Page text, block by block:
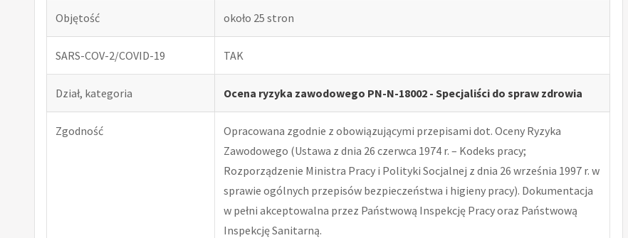
Objętość około 25 stron
SARS-COV-2/COVID-19 TAK
Dział, kategoria Ocena ryzyka zawodowego PN-N-18002 - Specjaliści do spraw zdrowia
Zgodność
Opracowana zgodnie z obowiązującymi przepisami dot. Oceny Ryzyka
Zawodowego (Ustawa z dnia 26 czerwca 1974 r. – Kodeks pracy;
Rozporządzenie Ministra Pracy i Polityki Socjalnej z dnia 26 września 1997 r. w
sprawie ogólnych przepisów bezpieczeństwa i higieny pracy). Dokumentacja
w pełni akceptowalna przez Państwową Inspekcję Pracy oraz Państwową
Inspekcję Sanitarną.